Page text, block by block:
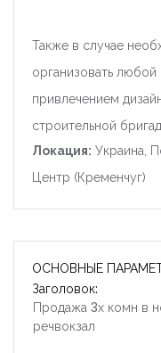
Также в случае
организовать
привлечением
строительной
Локация: Украина,
Центр (Кременчуг)
ОСНОВНЫЕ
Заголовок:
Продажа 3х комн в
речвокзал